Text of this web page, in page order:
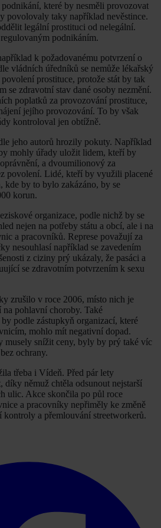
které by nesměli provozovat
povolovaly taky například nevěstince.
legální prostituci od nelegální.
podnikáním.
k požadovanému potvrzení o
vládních úředníků se nemůže lékařský
prostituce, protože stát by tak
se zdravotní stav dané osoby nezmění.
poplatků za provozování prostituce,
jejího provozování. To by však
kontroloval jen obtížně.
jeho autorů hrozily pokuty. Například
mohly úřady uložit lidem, kteří by
a dvoumilionový za
povolení. Lidé, kteří by využili placené
kde by to bylo zakázáno, by se
korun.
organizace, podle nichž by se
nejen na potřeby státu a obcí, ale i na
a pracovníků. Represe považují za
nesouhlasí například se zavedením
z ciziny prý ukázaly, že pasáci a
se zdravotním potvrzením k sexu
zrušilo v roce 2006, místo nich je
na pohlavní choroby. Také
podle zástupkyň organizací, které
mohlo mít negativní dopad.
musely snížit ceny, byly by prý také víc
ochrany.
třeba i Vídeň. Před pár lety
díky němuž chtěla odsunout nejstarší
ulic. Akce skončila po půl roce
a pracovníky nepřiměly ke změně
kontroly a přemlouvání streetworkerů.